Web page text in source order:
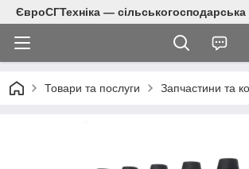
ЄвроСГТехніка — сільськогосподарська
Товари та послуги Запчастини та